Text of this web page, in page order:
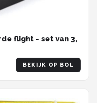
flight - set van 3,
BEKIJK OP BOL